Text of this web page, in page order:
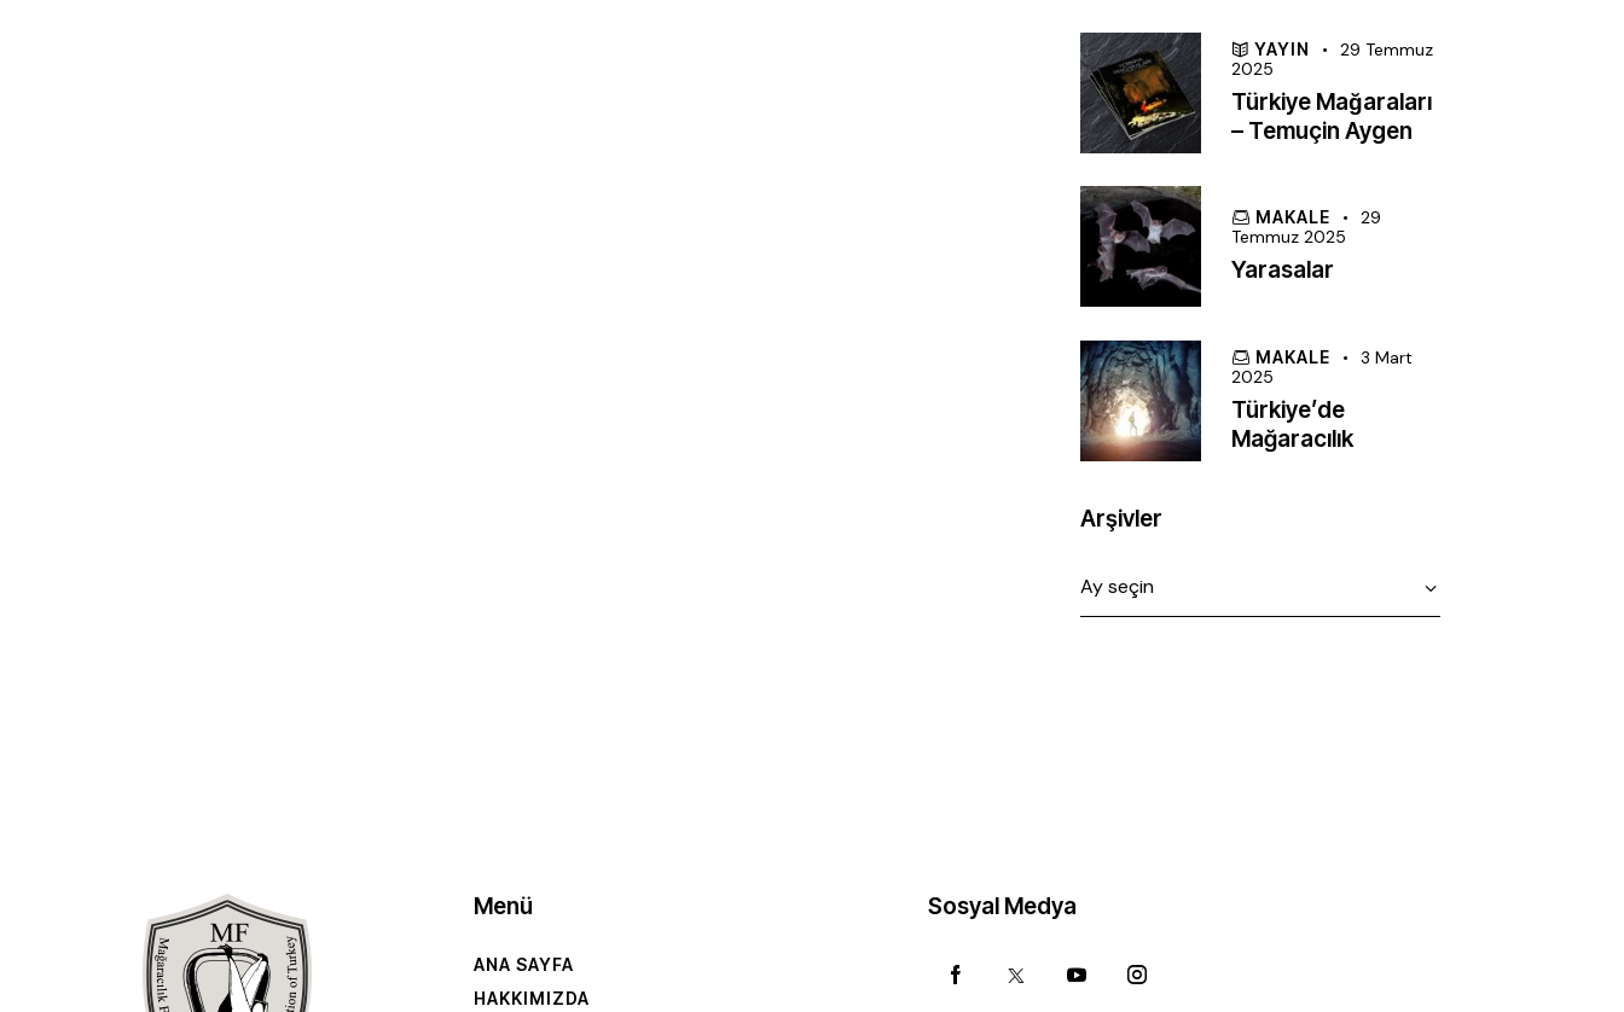
YAYIN
29 Temmuz
2025
Türkiye Mağaraları
– Temuçin Aygen
MAKALE
29
Temmuz 2025
Yarasalar
MAKALE
3 Mart
2025
Türkiye’de
Mağaracılık
Arşivler
Menü
ANA SAYFA
HAKKIMIZDA
Sosyal Medya